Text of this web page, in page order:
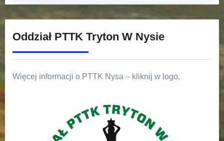
Oddział PTTK Tryton W Nysie
Więcej informacji o PTTK Nysa – kliknij w logo.